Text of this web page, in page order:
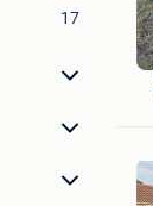
17